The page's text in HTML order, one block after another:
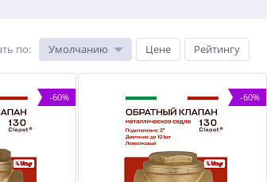
по: Умолчанию Цене Рейтингу
-60% -60%